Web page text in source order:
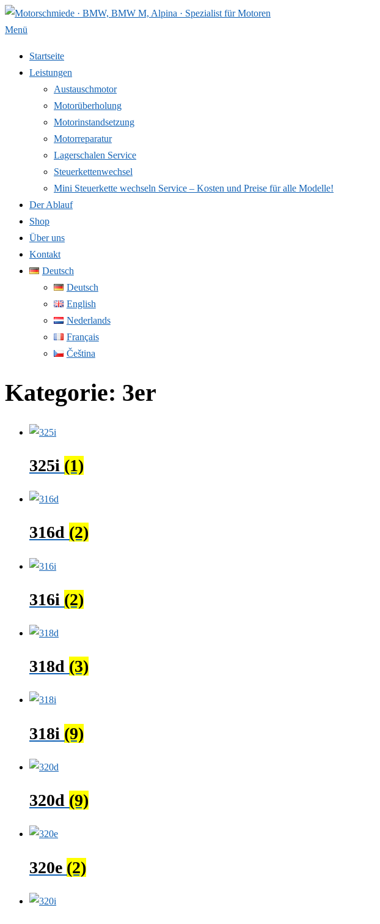
Zum
Inhalt
Menü
Startseite
Leistungen
Austauschmotor
Motorüberholung
Motorinstandsetzung
Motorreparatur
Lagerschalen Service
Steuerkettenwechsel
Mini Steuer­kette wechseln Service – Kosten und Preise für alle Modelle!
Der Ablauf
Shop
Über uns
Kontakt
Deutsch
Deutsch
English
Nederlands
Français
Čeština
Kategorie: 3er
325i (1)
316d (2)
316i (2)
318d (3)
318i (9)
320d (9)
320e (2)